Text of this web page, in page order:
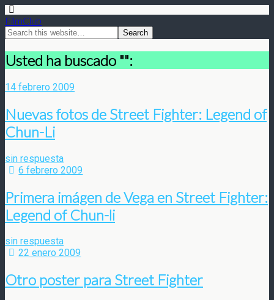
FilmClub
Usted ha buscado "":
14 febrero 2009
Nuevas fotos de Street Fighter: Legend of
Chun-Li
sin respuesta
6 febrero 2009
Primera imágen de Vega en Street Fighter:
Legend of Chun-li
sin respuesta
22 enero 2009
Otro poster para Street Fighter